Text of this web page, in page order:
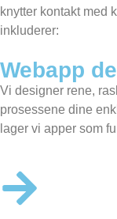
knytter kontakt med
inkluderer:
Webapp
Vi designer rene,
prosessene dine
lager vi apper som